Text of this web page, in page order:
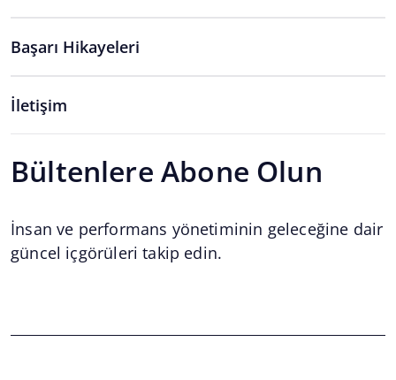
Başarı Hikayeleri
İletişim
Bültenlere Abone Olun
İnsan ve performans yönetiminin geleceğine dair
güncel içgörüleri takip edin.